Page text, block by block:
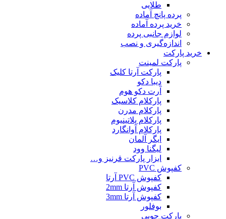
پرده پانچ آماده
خرید پرده آماده
لوازم جانبی پرده
اندازه‌گیری و نصب
پارکت
پارکت لمینت
پارکت آرتا کلیک
دیبا دکو
آرت دکو هوم
پارکلام کلاسیک
پارکلام مدرن
پارکلام پلاتینیوم
پارکلام آوانگارد
ایگر آلمان
لیگنا وود
ابزار پارکت قرنیز و…
کفپوش PVC
کفپوش PVC آرتا
کفپوش آرتا 2mm
کفپوش آرتا 3mm
بوفلور
پارکت چوبی